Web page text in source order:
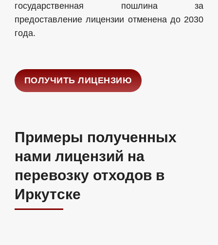
государственная пошлина за
предоставление лицензии отменена до 2030
года.
ПОЛУЧИТЬ ЛИЦЕНЗИЮ
Примеры полученных
нами лицензий на
перевозку отходов в
Иркутске